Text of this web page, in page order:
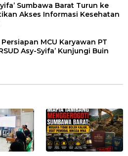
Sumbawa Barat Turun ke
Akses Informasi Kesehatan
MCU Karyawan PT
Asy-Syifa’ Kunjungi Buin